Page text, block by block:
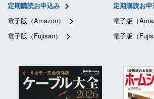
定期購読お申込み
電子版（Amazon）
電子版（Fujisan）
定期購読お
電子版（
電子版（